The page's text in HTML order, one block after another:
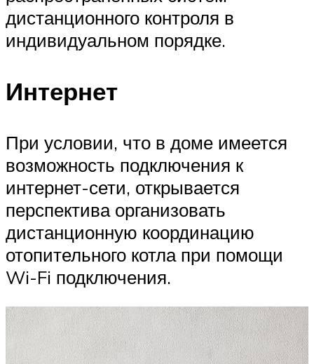
дистанционного контроля в
индивидуальном порядке.
Интернет
При условии, что в доме имеется
возможность подключения к
интернет-сети, открывается
перспектива организовать
дистанционную координацию
отопительного котла при помощи
Wi-Fi подключения.